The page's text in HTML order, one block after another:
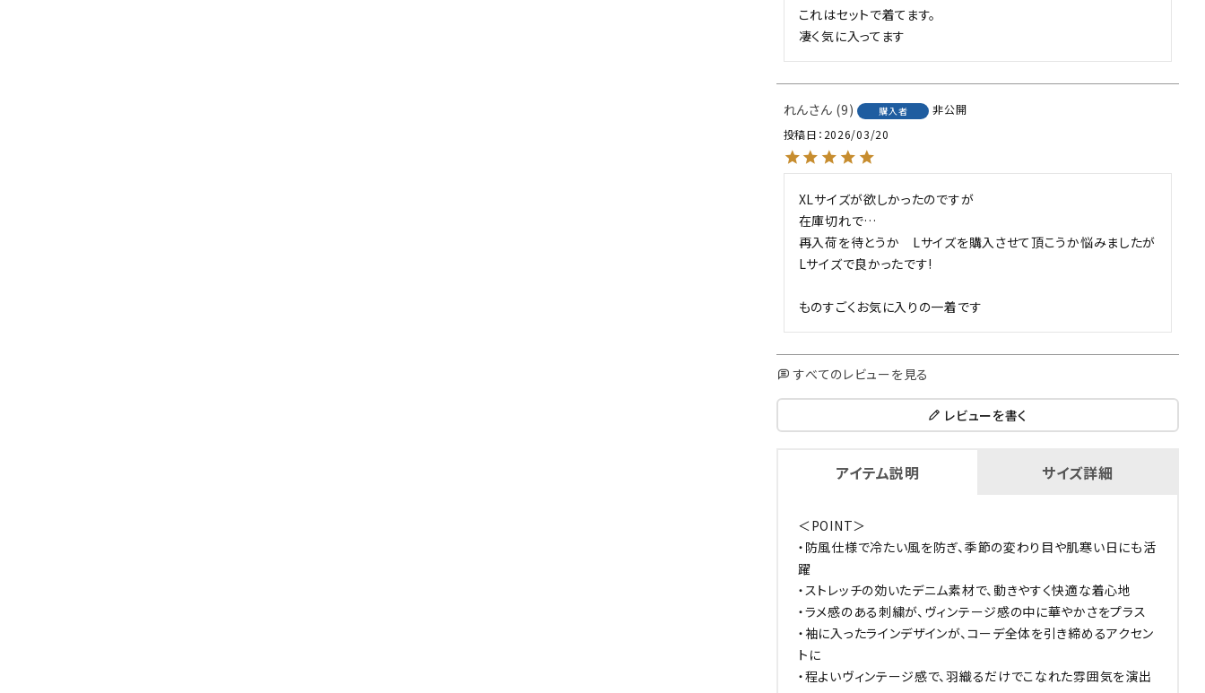
これはセットで着てます。
凄く気に入ってます
れん 9 購入者
非公開
投稿日 2026/03/20
XLサイズが欲しかったのですが
在庫切れで…
再入荷を待とうか　Lサイズを購入させて頂こうか悩みましたが
Lサイズで良かったです!
ものすごくお気に入りの一着です
すべてのレビューを見る
レビューを書く
アイテム説明 サイズ詳細
＜POINT＞
・防風仕様で冷たい風を防ぎ、季節の変わり目や肌寒い日にも活
躍
・ストレッチの効いたデニム素材で、動きやすく快適な着心地
・ラメ感のある刺繍が、ヴィンテージ感の中に華やかさをプラス
・袖に入ったラインデザインが、コーデ全体を引き締めるアクセン
トに
・程よいヴィンテージ感で、羽織るだけでこなれた雰囲気を演出